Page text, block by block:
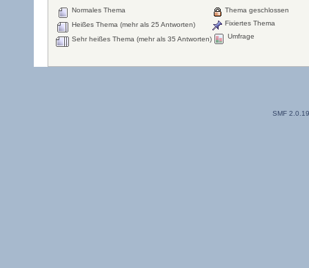
Normales Thema
Heißes Thema (mehr als 25 Antworten)
Sehr heißes Thema (mehr als 35 Antworten)
Thema geschlossen
Fixiertes Thema
Umfrage
SMF 2.0.19